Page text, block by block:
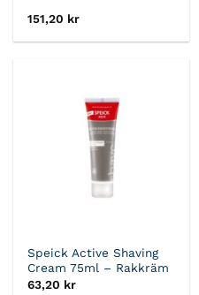
151,20 kr
Speick Active Shaving
Cream 75ml – Rakkräm
63,20 kr